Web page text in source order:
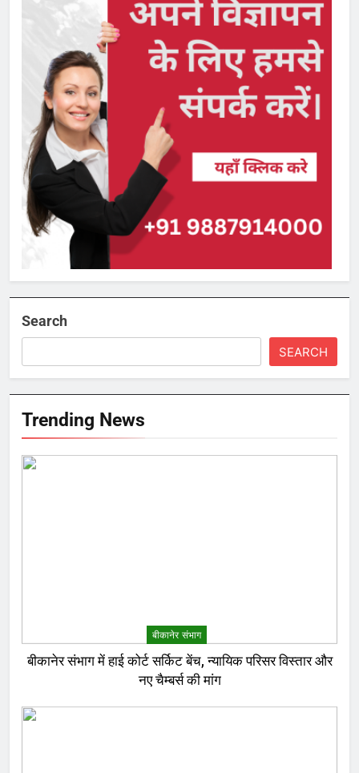
Search
SEARCH
Trending News
बीकानेर संभाग
बीकानेर संभाग में हाई कोर्ट सर्किट बेंच, न्यायिक परिसर विस्तार और
नए चैम्बर्स की मांग